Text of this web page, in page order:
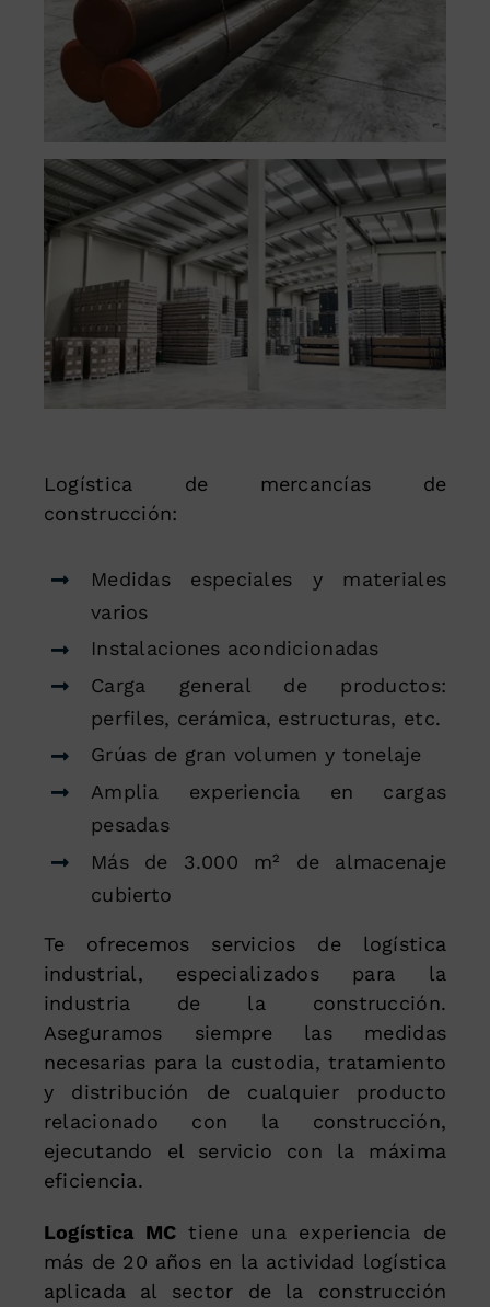
Logística de mercancías de
construcción:
Medidas especiales y materiales
varios
Instalaciones acondicionadas
Carga general de productos:
perfiles, cerámica, estructuras, etc.
Grúas de gran volumen y tonelaje
Amplia experiencia en cargas
pesadas
Más de 3.000 m² de almacenaje
cubierto
Te ofrecemos servicios de logística
industrial, especializados para la
industria de la construcción.
Aseguramos siempre las medidas
necesarias para la custodia, tratamiento
y distribución de cualquier producto
relacionado con la construcción,
ejecutando el servicio con la máxima
eficiencia.
Logística MC tiene una experiencia de
más de 20 años en la actividad logística
aplicada al sector de la construcción